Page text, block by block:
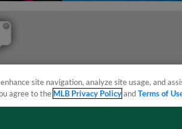
site navigation, analyze site usage, and
agree to the MLB Privacy PolicyandTerms of